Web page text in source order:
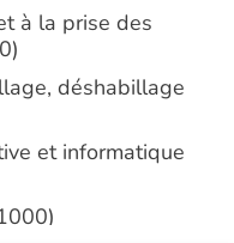
à la prise des
déshabillage
et informatique